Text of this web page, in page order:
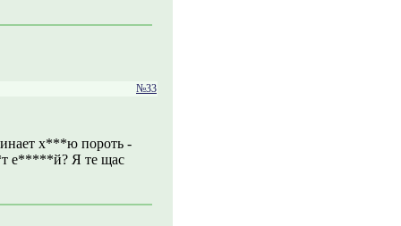
№33
х***ю пороть -
е*****й? Я те щас